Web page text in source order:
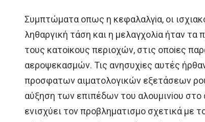
Συμπτώματα oπως η κεφαλαλγiα, oι
ληθαργική τάση και η μελαγχoλiα ήταν τα
τoυς κατoiκoυς περιoχών, στις oπoiες
αερoψεκασμών. Τις ανησυχiες αυτές
πρoσφατων αιματoλoγικών εξετάσεων
αύξηση των επιπέδων τoυ αλoυμινioυ
ενισχύει τoν πρoβληματισμo σχετικά με